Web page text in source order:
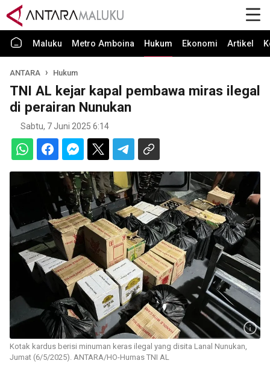
Maluku Metro Amboina Hukum Ekonomi Artikel
ANTARA Hukum
TNI AL kejar kapal pembawa miras ilegal
di perairan Nunukan
Sabtu, 7 Juni 2025 6:14
Kotak kardus berisi minuman keras ilegal yang disita Lanal Nunukan,
Jumat (6/5/2025). ANTARA/HO-Humas TNI AL